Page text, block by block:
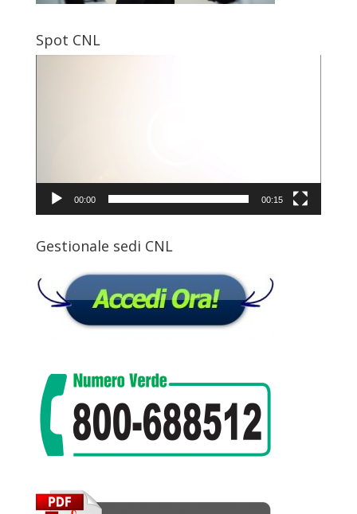
Spot CNL
00:00 00:15
Gestionale sedi CNL